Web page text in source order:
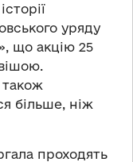
уряду
що акцію 25
також
більше, ніж
проходять